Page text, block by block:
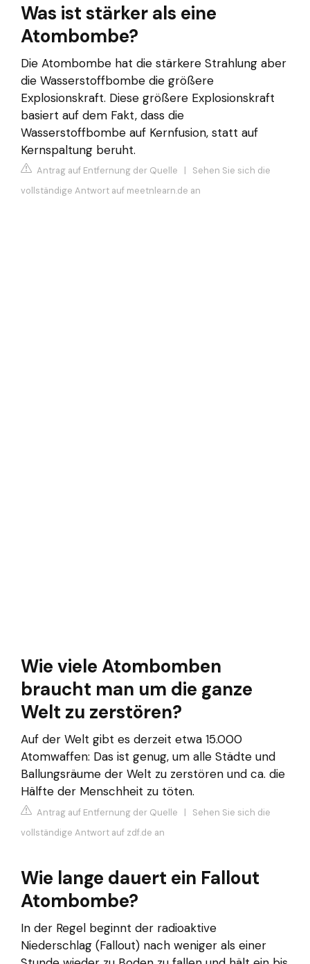
Was ist stärker als eine
Atombombe?
Die Atombombe hat die stärkere Strahlung aber
die Wasserstoffbombe die größere
Explosionskraft. Diese größere Explosionskraft
basiert auf dem Fakt, dass die
Wasserstoffbombe auf Kernfusion, statt auf
Kernspaltung beruht.
Antrag auf Entfernung der Quelle | Sehen Sie sich die
vollständige Antwort auf meetnlearn.de an
Wie viele Atombomben
braucht man um die ganze
Welt zu zerstören?
Auf der Welt gibt es derzeit etwa 15.000
Atomwaffen: Das ist genug, um alle Städte und
Ballungsräume der Welt zu zerstören und ca. die
Hälfte der Menschheit zu töten.
Antrag auf Entfernung der Quelle | Sehen Sie sich die
vollständige Antwort auf zdf.de an
Wie lange dauert ein Fallout
Atombombe?
In der Regel beginnt der radioaktive
Niederschlag (Fallout) nach weniger als einer